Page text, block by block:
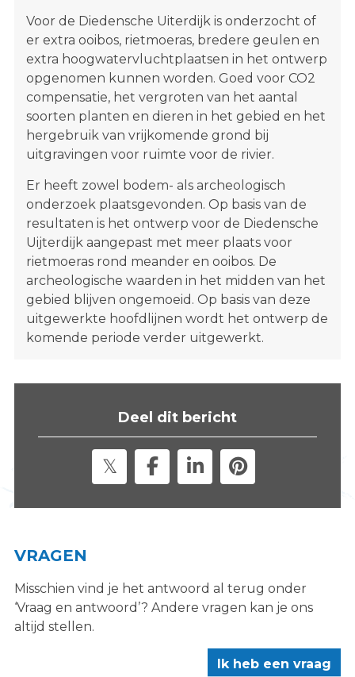
Voor de Diedensche Uiterdijk is onderzocht of
er extra ooibos, rietmoeras, bredere geulen en
extra hoogwatervluchtplaatsen in het ontwerp
opgenomen kunnen worden. Goed voor CO2
compensatie, het vergroten van het aantal
soorten planten en dieren in het gebied en het
hergebruik van vrijkomende grond bij
uitgravingen voor ruimte voor de rivier.
Er heeft zowel bodem- als archeologisch
onderzoek plaatsgevonden. Op basis van de
resultaten is het ontwerp voor de Diedensche
Uijterdijk aangepast met meer plaats voor
rietmoeras rond meander en ooibos. De
archeologische waarden in het midden van het
gebied blijven ongemoeid. Op basis van deze
uitgewerkte hoofdlijnen wordt het ontwerp de
komende periode verder uitgewerkt.
Deel dit bericht
VRAGEN
Misschien vind je het antwoord al terug onder
‘Vraag en antwoord’? Andere vragen kan je ons
altijd stellen.
Ik heb een vraag